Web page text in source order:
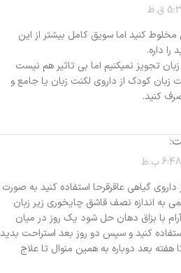
کنید اما سویق کامل بیشتر از این
را داره.
تجویز نمیکنیم اما بی تاثیر هم نیست
زبان کودک از داروی لکنت زبان یا جامع و
کنید.
داروی گیاهی عاقرقرحا استفاده کنید به صورت
به اندازه نصف قاشق چایخوری زیر زبان
آرام با بزاق دهان حل شود یک روز در میان
کنید و سپس دو روز بعد استراحت بدید
هفته بعد دوباره به همین منوال تا علاج